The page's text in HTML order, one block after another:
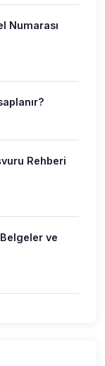
Numarası
Rehberi
Belgeler ve